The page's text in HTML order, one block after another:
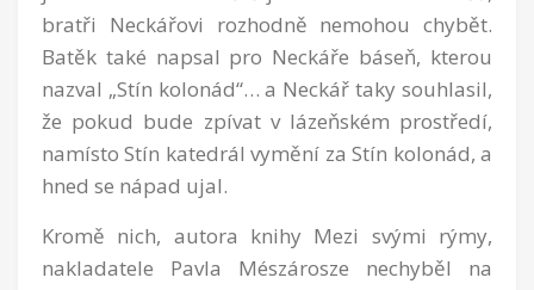
bratři Neckářovi rozhodně nemohou chybět.
Batěk také napsal pro Neckáře báseň, kterou
nazval „Stín kolonád“… a Neckář taky souhlasil,
že pokud bude zpívat v lázeňském prostředí,
namísto Stín katedrál vymění za Stín kolonád, a
hned se nápad ujal.
Kromě nich, autora knihy Mezi svými rýmy,
nakladatele Pavla Mészárosze nechyběl na